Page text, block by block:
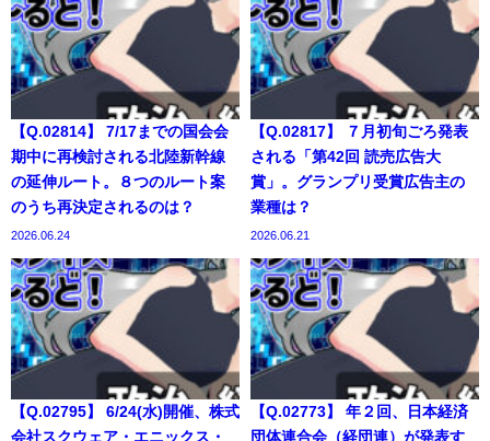
【Q.02814】 7/17までの国会会
期中に再検討される北陸新幹線
の延伸ルート。８つのルート案
のうち再決定されるのは？
2026.06.24
【Q.02817】 ７月初旬ごろ発表
される「第42回 読売広告大
賞」。グランプリ受賞広告主の
業種は？
2026.06.21
【Q.02795】 6/24(水)開催、株式
会社スクウェア・エニックス・
【Q.02773】 年２回、日本経済
団体連合会（経団連）が発表す